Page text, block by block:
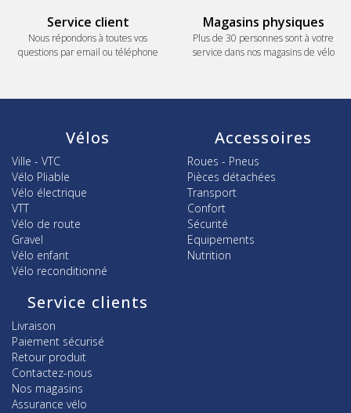
Service client
Nous répondons à toutes vos
questions par email ou téléphone
Magasins physiques
Plus de 30 personnes sont à votre
service dans nos magasins de vélo
Vélos
Ville - VTC
Vélo Pliable
Vélo électrique
VTT
Vélo de route
Gravel
Vélo enfant
Vélo reconditionné
Accessoires
Roues - Pneus
Pièces détachées
Transport
Confort
Sécurité
Equipements
Nutrition
Service clients
Livraison
Paiement sécurisé
Retour produit
Contactez-nous
Nos magasins
Assurance vélo